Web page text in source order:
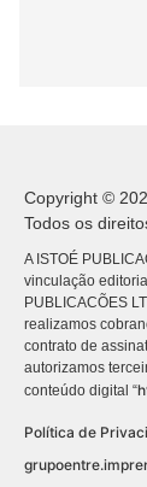
Copyright ©
Todos os
A ISTOÉ
vinculação
PUBLICACÕES
realizamos
contrato de
autorizamos
conteúdo digital “
Política de